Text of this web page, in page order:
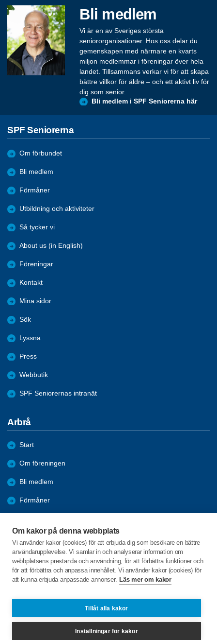
Om kakor på denna webbplats
Vi använder kakor (cookies) för att erbjuda dig som besökare en bättre
användarupplevelse. Vi samlar in och analyserar information om
webbplatsens prestanda och användning, för att förbättra funktioner och
för att förbättra och anpassa innehållet. Vi använder kakor (cookies) för
att kunna erbjuda anpassade annonser. Läs mer om kakor
Tillåt alla kakor
Inställningar för kakor
Bli medlem
Vi är en av Sveriges största
seniororganisationer. Hos oss delar du
gemenskapen med närmare en kvarts
miljon medlemmar i föreningar över hela
landet. Tillsammans verkar vi för att skapa
bättre villkor för äldre – och ett aktivt liv för
dig som senior.
Bli medlem i SPF Seniorerna här
SPF Seniorerna
Om förbundet
Bli medlem
Förmåner
Utbildning och aktiviteter
Så tycker vi
About us (in English)
Föreningar
Kontakt
Mina sidor
Sök
Lyssna
Press
Webbutik
SPF Seniorernas intranät
Arbrå
Start
Om föreningen
Bli medlem
Förmåner
Reportage
Arkiv
C/o:L Berg
lillemor.gb.berg@gmail.com